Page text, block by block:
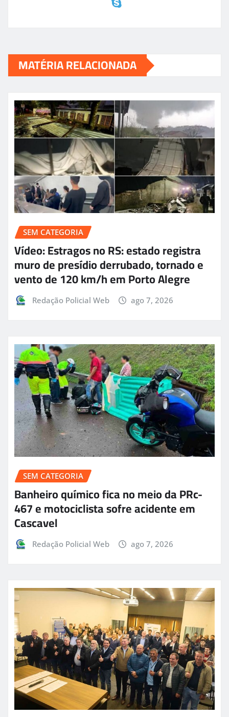
MATÉRIA RELACIONADA
SEM CATEGORIA
Vídeo: Estragos no RS: estado registra
muro de presídio derrubado, tornado e
vento de 120 km/h em Porto Alegre
Redação Policial Web ago 7, 2026
SEM CATEGORIA
Banheiro químico fica no meio da PRc-
467 e motociclista sofre acidente em
Cascavel
Redação Policial Web ago 7, 2026